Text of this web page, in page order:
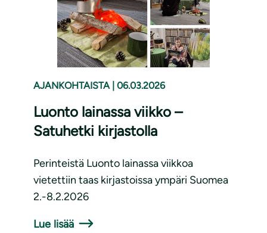
AJANKOHTAISTA 06.03.2026
Luonto lainassa viikko –
Satuhetki kirjastolla
Perinteistä Luonto lainassa viikkoa
vietettiin taas kirjastoissa ympäri Suomea
2.-8.2.2026
Lue lisää